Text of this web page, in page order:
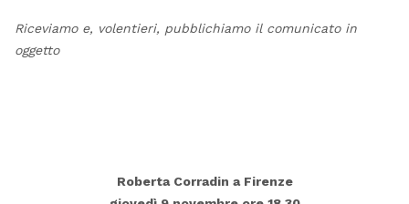
Riceviamo e, volentieri, pubblichiamo il comunicato in
oggetto
Roberta Corradin a Firenze